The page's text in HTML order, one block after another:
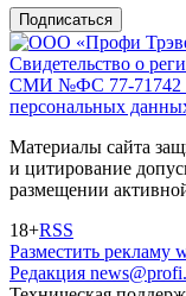
Подписаться
Свидетельство о
СМИ №ФС 77-71742
персональных
Материалы сайта
и цитирование
размещении
18+RSS
Разместить рекламу
Редакция